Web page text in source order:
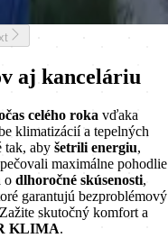
aj kanceláriu
celého roka vďaka
klimatizácií a tepelných
tak, aby šetrili energiu,
maximálne pohodlie
o dlhoročné skúsenosti,
garantujú bezproblémový
skutočný komfort a
KLIMA.